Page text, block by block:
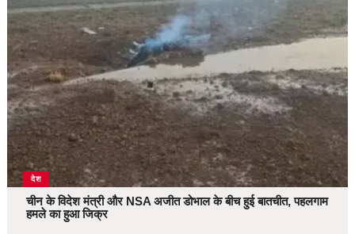
देश
चीन के विदेश मंत्री और NSA अजीत डोभाल के बीच हुई बातचीत, पहलगाम
हमले का हुआ जिक्र